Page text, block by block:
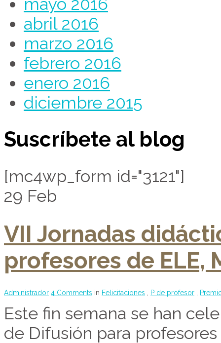
mayo 2016
abril 2016
marzo 2016
febrero 2016
enero 2016
diciembre 2015
Suscríbete al blog
[mc4wp_form id="3121"]
29 Feb
VII Jornadas
profesores de ELE,
Administrador 4 Comments in Felicitaciones P de profesor
Este fin semana se han
de Difusión para